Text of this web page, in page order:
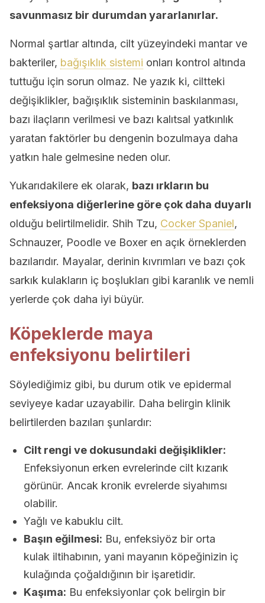
savunmasız bir durumdan yararlanırlar.
Normal şartlar altında, cilt yüzeyindeki mantar ve
bakteriler, bağışıklık sistemi onları kontrol altında
tuttuğu için sorun olmaz. Ne yazık ki, ciltteki
değişiklikler, bağışıklık sisteminin baskılanması,
bazı ilaçların verilmesi ve bazı kalıtsal yatkınlık
yaratan faktörler bu dengenin bozulmaya daha
yatkın hale gelmesine neden olur.
Yukarıdakilere ek olarak, bazı ırkların bu
enfeksiyona diğerlerine göre çok daha duyarlı
olduğu belirtilmelidir. Shih Tzu, Cocker Spaniel,
Schnauzer, Poodle ve Boxer en açık örneklerden
bazılarıdır. Mayalar, derinin kıvrımları ve bazı çok
sarkık kulakların iç boşlukları gibi karanlık ve nemli
yerlerde çok daha iyi büyür.
Köpeklerde maya
enfeksiyonu belirtileri
Söylediğimiz gibi, bu durum otik ve epidermal
seviyeye kadar uzayabilir. Daha belirgin klinik
belirtilerden bazıları şunlardır:
Cilt rengi ve dokusundaki değişiklikler:
Enfeksiyonun erken evrelerinde cilt kızarık
görünür. Ancak kronik evrelerde siyahımsı
olabilir.
Yağlı ve kabuklu cilt.
Başın eğilmesi: Bu, enfeksiyöz bir orta
kulak iltihabının, yani mayanın köpeğinizin iç
kulağında çoğaldığının bir işaretidir.
Kaşıma: Bu enfeksiyonlar çok belirgin bir